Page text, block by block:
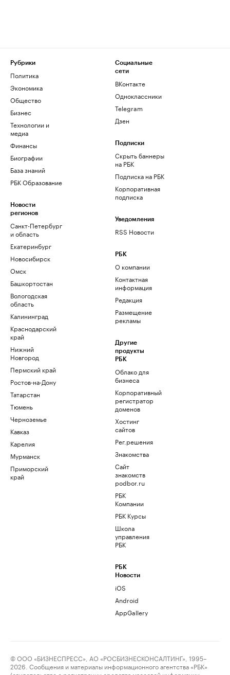
Рубрики
Политика
Экономика
Общество
Бизнес
Технологии и
медиа
Финансы
Биографии
База знаний
РБК Образование
Новости
регионов
Санкт-Петербург
и область
Екатеринбург
Новосибирск
Омск
Башкортостан
Вологодская
область
Калининград
Краснодарский
край
Нижний
Новгород
Пермский край
Ростов-на-Дону
Татарстан
Тюмень
Черноземье
Кавказ
Карелия
Мурманск
Приморский
край
Социальные
сети
ВКонтакте
Одноклассники
Telegram
Дзен
Подписки
Скрыть баннеры
на РБК
Подписка на РБК
Корпоративная
подписка
Уведомления
RSS Новости
РБК
О компании
Контактная
информация
Редакция
Размещение
рекламы
Другие
продукты
РБК
Облако для
бизнеса
Корпоративный
регистратор
доменов
Хостинг
сайтов
Рег.решения
Знакомства
Сайт
знакомств
podbor.ru
РБК
Компании
РБК Курсы
Школа
управления
РБК
РБК
Новости
iOS
Android
AppGallery
© ООО «БИЗНЕСПРЕСС», АО «РОСБИЗНЕСКОНСАЛТИНГ», 1995–
2026. Сообщения и материалы информационного агентства «РБК»